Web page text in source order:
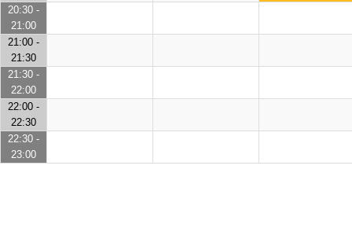
20:30 -
21:00
21:00 -
21:30
21:30 -
22:00
22:00 -
22:30
22:30 -
23:00